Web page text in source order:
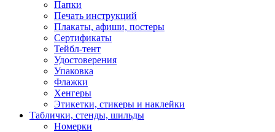
Папки
Печать инструкций
Плакаты, афиши, постеры
Сертификаты
Тейбл-тент
Удостоверения
Упаковка
Флажки
Хенгеры
Этикетки, стикеры и наклейки
Таблички, стенды, шильды
Номерки